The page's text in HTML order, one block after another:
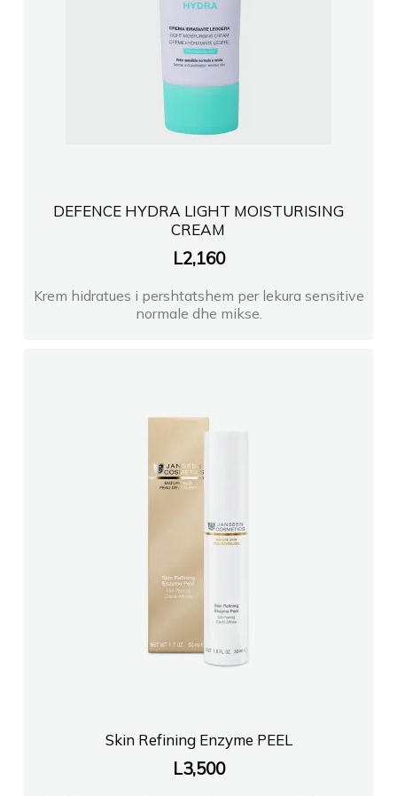
DEFENCE HYDRA LIGHT MOISTURISING
CREAM
L2,160
Krem hidratues i pershtatshem per lekura sensitive
normale dhe mikse.
Skin Refining Enzyme PEEL
L3,500